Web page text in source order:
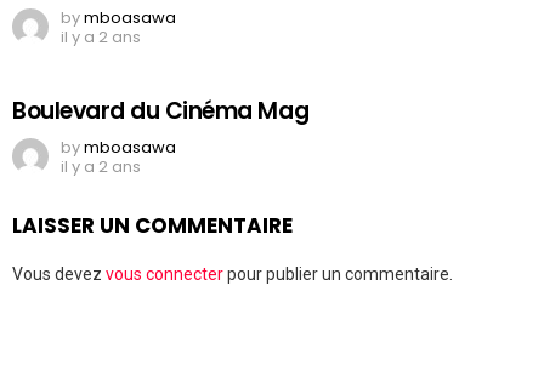
bymboasawa
il y a 2 ans
Boulevard du Cinéma Mag
bymboasawa
il y a 2 ans
LAISSER UN COMMENTAIRE
Vous devez vous connecterpour publier un commentaire.